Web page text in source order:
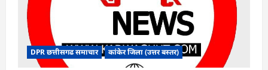
DPR छत्तीसगढ समाचार कांकेर जिला (उत्तर बस्तर)